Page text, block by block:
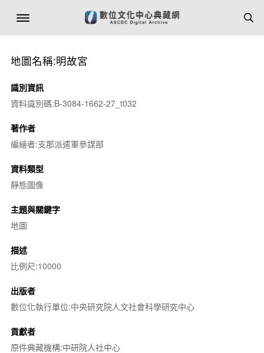
地圖名稱:明故宮
識別資訊
資料識別碼:B-3084-1662-27_t032
著作者
編繪者:支那派遣軍參謀部
資料類型
靜態圖像
主題與關鍵字
地圖
描述
比例尺:10000
出版者
數位化執行單位:中央研究院人文社會科學研究中心
貢獻者
原件典藏機構:中研院人社中心